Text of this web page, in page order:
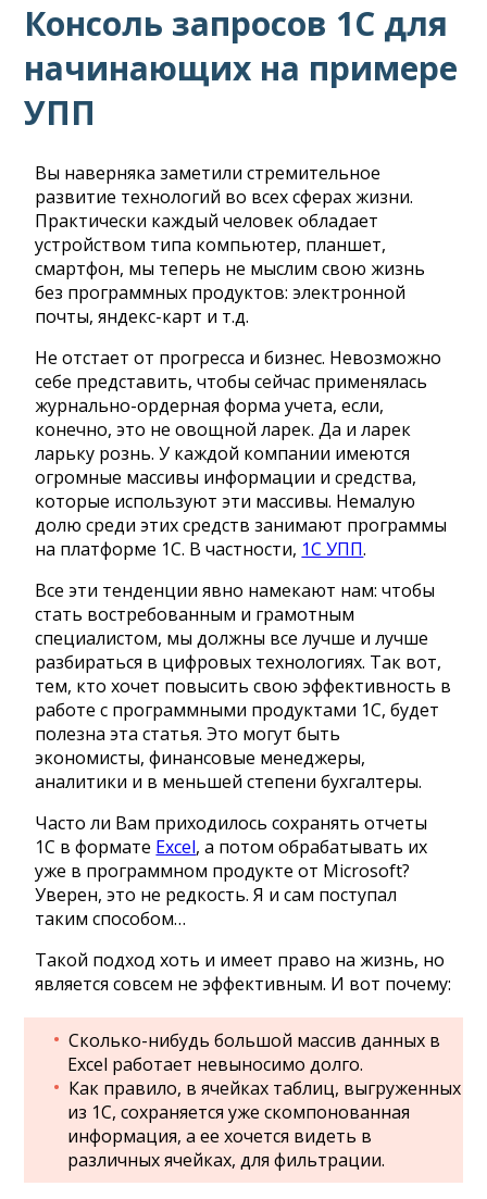
Консоль запросов 1С для
начинающих на примере
УПП
Вы наверняка заметили стремительное
развитие технологий во всех сферах жизни.
Практически каждый человек обладает
устройством типа компьютер, планшет,
смартфон, мы теперь не мыслим свою жизнь
без программных продуктов: электронной
почты, яндекс-карт и т.д.
Не отстает от прогресса и бизнес. Невозможно
себе представить, чтобы сейчас применялась
журнально-ордерная форма учета, если,
конечно, это не овощной ларек. Да и ларек
ларьку рознь. У каждой компании имеются
огромные массивы информации и средства,
которые используют эти массивы. Немалую
долю среди этих средств занимают программы
на платформе 1С. В частности, 1С УПП.
Все эти тенденции явно намекают нам: чтобы
стать востребованным и грамотным
специалистом, мы должны все лучше и лучше
разбираться в цифровых технологиях. Так вот,
тем, кто хочет повысить свою эффективность в
работе с программными продуктами 1С, будет
полезна эта статья. Это могут быть
экономисты, финансовые менеджеры,
аналитики и в меньшей степени бухгалтеры.
Часто ли Вам приходилось сохранять отчеты
1С в формате Excel, а потом обрабатывать их
уже в программном продукте от Microsoft?
Уверен, это не редкость. Я и сам поступал
таким способом…
Такой подход хоть и имеет право на жизнь, но
является совсем не эффективным. И вот почему:
Сколько-нибудь большой массив данных в
Excel работает невыносимо долго.
Как правило, в ячейках таблиц, выгруженных
из 1С, сохраняется уже скомпонованная
информация, а ее хочется видеть в
различных ячейках, для фильтрации.